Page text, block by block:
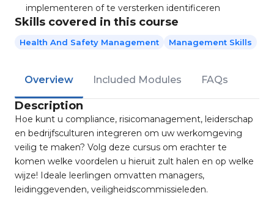
implementeren of te versterken identificeren
Skills covered in this course
Health And Safety Management Management Skills
Overview Included Modules FAQs
Description
Hoe kunt u compliance, risicomanagement, leiderschap
en bedrijfsculturen integreren om uw werkomgeving
veilig te maken? Volg deze cursus om erachter te
komen welke voordelen u hieruit zult halen en op welke
wijze! Ideale leerlingen omvatten managers,
leidinggevenden, veiligheidscommissieleden.